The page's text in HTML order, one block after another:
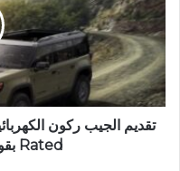
الكهربائية
الجديدة
كليًا
2026:
قدرات
Trail
Rated
Rated بقوة كهربائية بالكامل